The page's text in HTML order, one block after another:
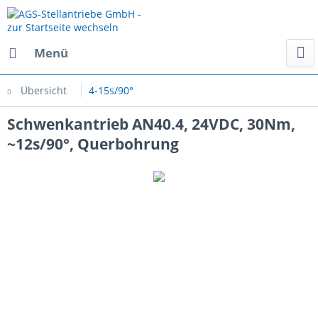
Menü
Übersicht 4-15s/90°
Schwenkantrieb AN40.4, 24VDC, 30Nm,
~12s/90°, Querbohrung